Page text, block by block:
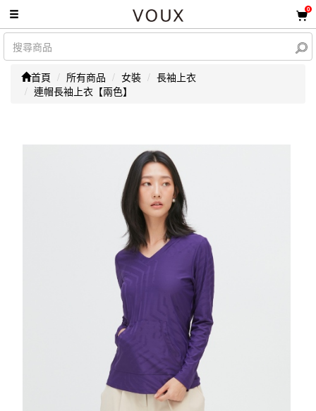
0
首頁 所有商品 女裝
長袖上衣
連帽長袖上衣【兩色】